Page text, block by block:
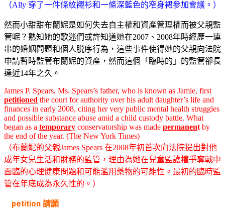
（Ally 穿了一件條紋襯衫和一條深藍色的窄身裙參加會議。）
然而小甜甜布蘭妮是如何失去自主權和資產管理權而被父親監
管呢？熟知她的歌迷們或許知道她在2007、2008年時經歷一連
串的婚姻問題和個人脱序行為，這些事件使得她的父親向法院
申請暫時監管布蘭妮的資產，然而這個「臨時的」的監管卻長
達近14年之久。
James P. Spears, Ms. Spears’s father, who is known as Jamie, first
petitioned the court for authority over his adult daughter’s life and
finances in early 2008, citing her very public mental health struggles
and possible substance abuse amid a child custody battle. What
began as a temporary conservatorship was made permanentby
the end of the year. (The New York Times)
（布蘭妮的父親James Spears 在2008年初首次向法院提出對他
成年女兒生活和財務的監管，理由為她在兒童監護權爭奪戰中
面臨的心理健康問題和可能濫用藥物的可能性。最初的臨時監
管在年底成為永久性的。）
petition 請願